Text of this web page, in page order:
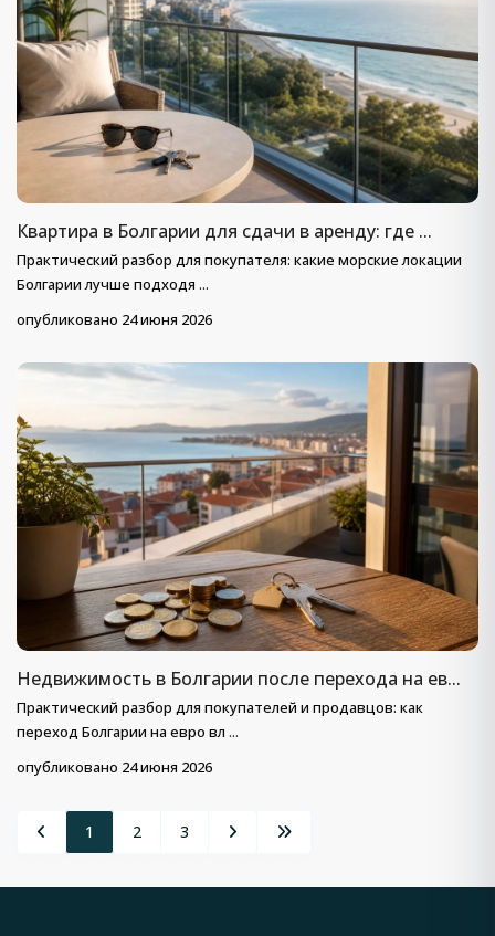
Квартира в Болгарии для сдачи в аренду: где ...
Практический разбор для покупателя: какие морские локации
Болгарии лучше подходя ...
опубликовано 24 июня 2026
Недвижимость в Болгарии после перехода на ев...
Практический разбор для покупателей и продавцов: как
переход Болгарии на евро вл ...
опубликовано 24 июня 2026
1 2 3